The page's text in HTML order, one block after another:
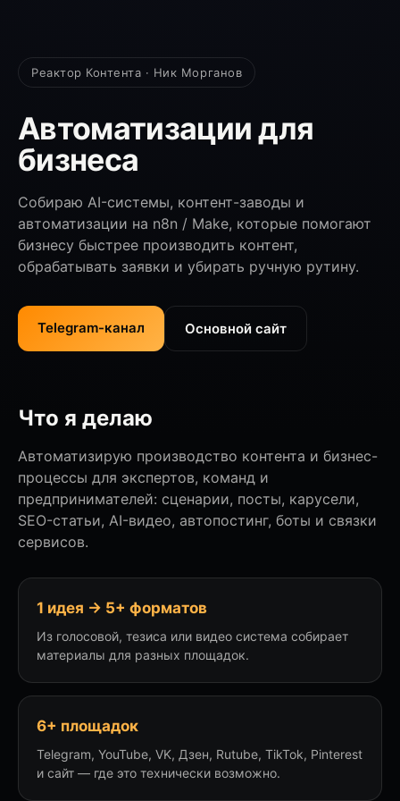
Реактор Контента · Ник Морганов
Автоматизации для
бизнеса
Собираю AI-системы, контент-заводы и
автоматизации на n8n / Make, которые помогают
бизнесу быстрее производить контент,
обрабатывать заявки и убирать ручную рутину.
Telegram-канал Основной сайт
Что я делаю
Автоматизирую производство контента и бизнес-
процессы для экспертов, команд и
предпринимателей: сценарии, посты, карусели,
SEO-статьи, AI-видео, автопостинг, боты и связки
сервисов.
1 идея → 5+ форматов
Из голосовой, тезиса или видео система собирает
материалы для разных площадок.
6+ площадок
Telegram, YouTube, VK, Дзен, Rutube, TikTok, Pinterest
и сайт — где это технически возможно.